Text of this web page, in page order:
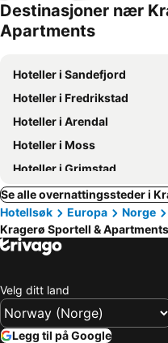
Destinasjoner nær
Apartments
Hoteller i Sandefjord
Hoteller i Fredrikstad
Hoteller i Arendal
Hoteller i Moss
Hoteller i Grimstad
Se alle overnattingssteder i
Hotellsøk
Europa Norge
Kragerø Sportell & Apartments
Velg ditt land
Legg til på Google